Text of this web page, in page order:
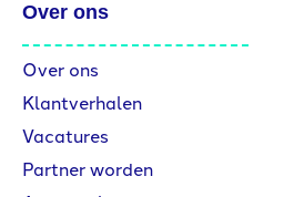
Over ons
Over ons
Klantverhalen
Vacatures
Partner worden